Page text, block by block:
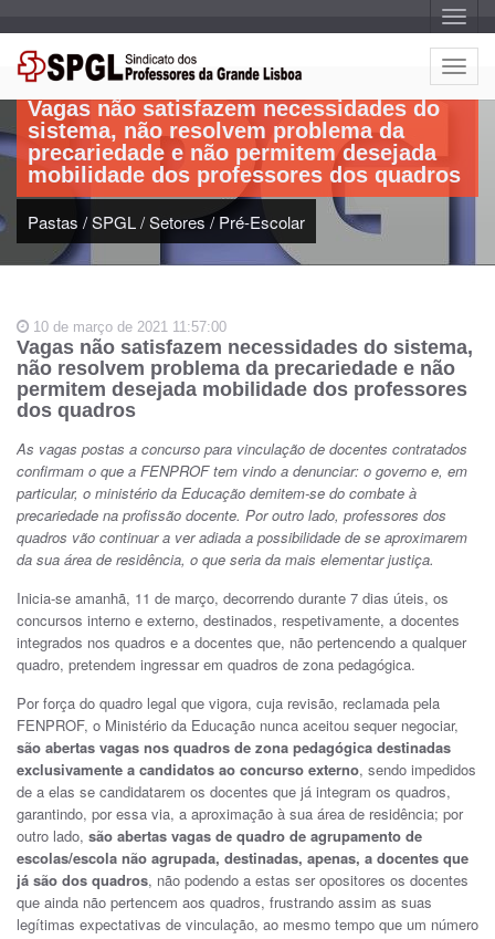
A
l
t
e
r
v
e
g
o
A
l
n
a
a
a
ç
ã
Artigo:
Vagas não satisfazem necessidades do
sistema, não resolvem problema da
precariedade e não permitem desejada
mobilidade dos professores dos quadros
Pastas /SPGL/Setores/Pré-Escolar
10 de março de 2021 11:57:00
Vagas não satisfazem necessidades do sistema,
não resolvem problema da precariedade e não
permitem desejada mobilidade dos professores
dos quadros
As vagas postas a concurso para vinculação de docentes contratados
confirmam o que a FENPROF tem vindo a denunciar: o governo e, em
particular, o ministério da Educação demitem-se do combate à
precariedade na profissão docente. Por outro lado, professores dos
quadros vão continuar a ver adiada a possibilidade de se aproximarem
da sua área de residência, o que seria da mais elementar justiça.
Inicia-se amanhã, 11 de março, decorrendo durante 7 dias úteis, os
concursos interno e externo, destinados, respetivamente, a docentes
integrados nos quadros e a docentes que, não pertencendo a qualquer
quadro, pretendem ingressar em quadros de zona pedagógica.
Por força do quadro legal que vigora, cuja revisão, reclamada pela
FENPROF, o Ministério da Educação nunca aceitou sequer negociar,
são abertas vagas nos quadros de zona pedagógica destinadas
exclusivamente a candidatos ao concurso externo, sendo impedidos
de a elas se candidatarem os docentes que já integram os quadros,
garantindo, por essa via, a aproximação à sua área de residência; por
outro lado, são abertas vagas de quadro de agrupamento de
escolas/escola não agrupada, destinadas, apenas, a docentes que
já são dos quadros, não podendo a estas ser opositores os docentes
que ainda não pertencem aos quadros, frustrando assim as suas
legítimas expectativas de vinculação, ao mesmo tempo que um número